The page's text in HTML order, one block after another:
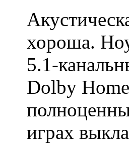
хороша.
5.1-
Dolby
играх